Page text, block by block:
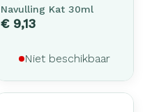
Navulling Kat 30ml
€ 9,13
Niet beschikbaar